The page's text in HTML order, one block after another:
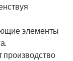
элементы
производство